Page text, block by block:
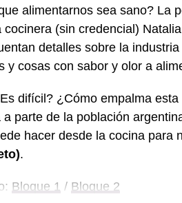
alimentarnos sea sano? La
(sin credencial)
detalles sobre la
y cosas con sabor y olor a
difícil? ¿Cómo empalma esta
parte de la población
hacer desde la cocina para
.
Bloque 1 / Bloque 2